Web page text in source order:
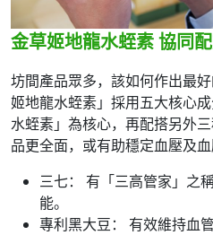
金草姬地龍水蛭素 協同
坊間產品眾多，該如何作出最
姬地龍水蛭素」採用五大核心
水蛭素」為核心，再配搭另外
品更全面，或有助穩定血壓及血
三七： 有「三高管家」之
能。
專利黑大豆： 有效維持血